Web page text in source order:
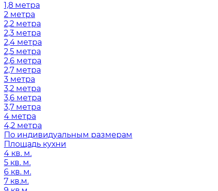
1,8 метра
2 метра
2,2 метра
2,3 метра
2,4 метра
2,5 метра
2,6 метра
2,7 метра
3 метра
3,2 метра
3,6 метра
3,7 метра
4 метра
4,2 метра
По индивидуальным размерам
Площадь кухни
4 кв. м.
5 кв. м.
6 кв. м.
7 кв.м.